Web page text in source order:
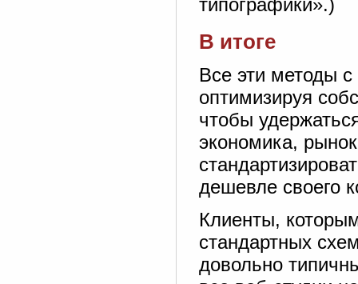
типографики».)
В итоге
Все эти методы
оптимизируя
чтобы
экономика,
дешевле своего
Клиенты,
стандартных
довольно